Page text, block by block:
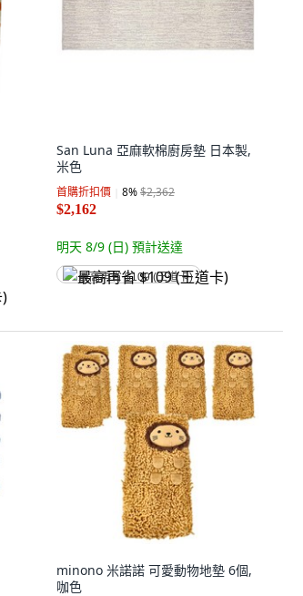
San Luna 亞麻軟棉廚房墊 日本製,
米色
首購折扣價 8%$2,362
$2,162
明天 8/9 (日) 預計送達
最高再省 $109 (王道卡)
minono 米諾諾 可愛動物地墊 6個,
咖色